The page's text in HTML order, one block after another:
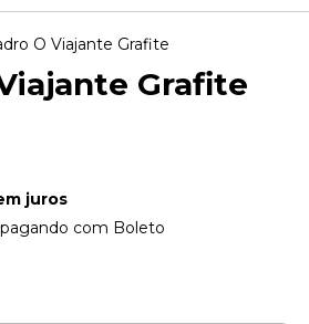
O Viajante Grafite
Grafite
juros
com Boleto